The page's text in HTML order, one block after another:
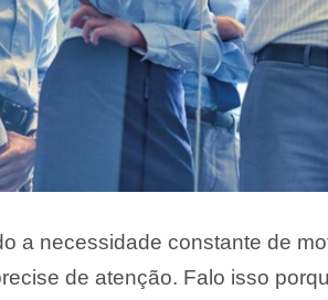
a necessidade constante de
de atenção. Falo isso